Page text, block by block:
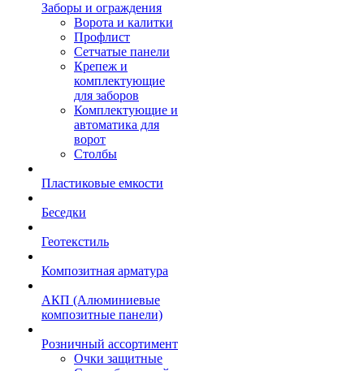
Заборы и ограждения
Ворота и калитки
Профлист
Сетчатые панели
Крепеж и
комплектующие
для заборов
Комплектующие и
автоматика для
ворот
Столбы
Пластиковые емкости
Беседки
Геотекстиль
Композитная арматура
АКП (Алюминиевые
композитные панели)
Розничный ассортимент
Очки защитные